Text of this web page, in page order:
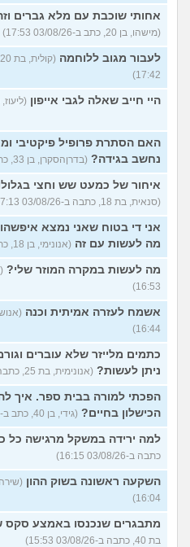
אחותי שוכבת עם מלא גברים
(מישהו, בן 20, כתב ב-03/08/26 17:53)
לעבור מגוב ללוחמה
17:42)
היי חייב שאלה לגבי אייפון (ליעוז, בן 28, כתב ב-03/
האם הסתרת פרופיל פיקטיבי
נחשב בגידה? (בדרןהסקרן, בן 33, כתב ב-03/08/26 17:24)
איחור של כמעט שש וחצי
(סנאית, בת 18, כתבה ב-03/08/26 17:13)
אני די בטוח שאני נמצא
מה לעשות עם זה (אנונימי, בן 18, כתב ב-03/08/26 17:02)
מה לעשות במקרה המוזר שלי?
16:53)
אשמח לעזרה אמיתית וכנה
16:44)
כתמים מלייזר שלא עוברים
ניתן לעשות? (אנונימית, בת 25, כתבה ב-03/08/26 16:33)
הפכתי למורה בבית ספר. איך
הכישלון בחיים? (גידי, בן 40, כתב ב-03/08/26 16:24)
למה ירידה במשקל מרגישה כל
כתבה ב-03/08/26 16:15)
השקעה ראשונה בשוק ההון
16:04)
מתבגרים שנכנסו באמצע סקס
בת 40, כתבה ב-03/08/26 15:53)